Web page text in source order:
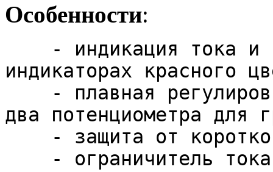
Особенности:
- индикация тока и
индикаторах красного
- плавная
два потенциометра для
- защита от
- ограничитель